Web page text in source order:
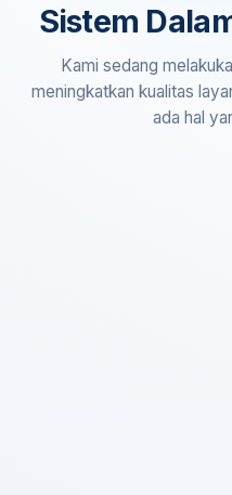
Sistem
Kami sedang
meningkatkan kualitas
ada hal